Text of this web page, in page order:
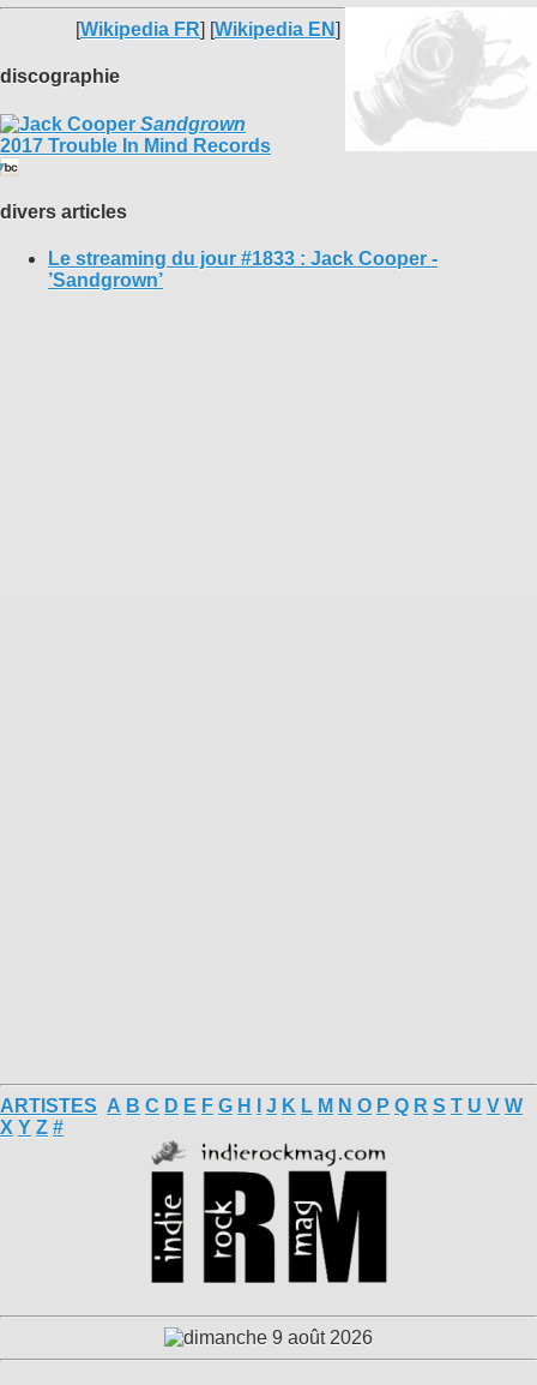
[Wikipedia FR] [Wikipedia EN]
discographie
Sandgrown
2017 Trouble In Mind Records
divers articles
Le streaming du jour #1833 : Jack Cooper -
’Sandgrown’
ARTISTES A B C D E F G H J K L M N O P Q R S T U V W
X Y Z #